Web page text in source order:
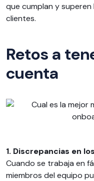
que cumplan y
clientes.
Retos a
cuenta
1. Discrepancias en
Cuando se trabaja en
miembros del equipo